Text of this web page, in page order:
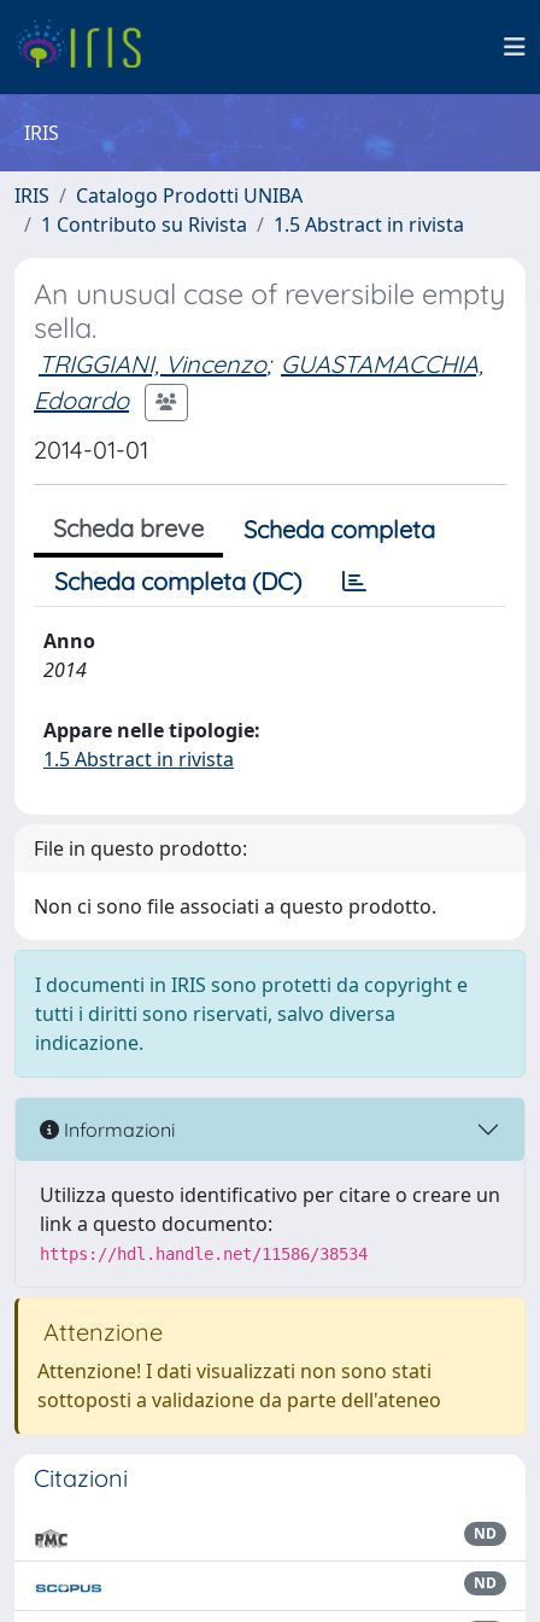
IRIS
IRIS
Catalogo Prodotti UNIBA
1 Contributo su Rivista
1.5 Abstract in rivista
An unusual case of reversibile empty
sella.
TRIGGIANI, Vincenzo; GUASTAMACCHIA,
Edoardo
2014-01-01
Scheda breve
Scheda completa
Scheda completa (DC)
Anno
2014
Appare nelle tipologie:
1.5 Abstract in rivista
File in questo prodotto:
Non ci sono file associati a questo prodotto.
I documenti in IRIS sono protetti da copyright e
tutti i diritti sono riservati, salvo diversa
indicazione.
Informazioni
Utilizza questo identificativo per citare o creare un
link a questo documento:
https://hdl.handle.net/11586/38534
Attenzione
Attenzione! I dati visualizzati non sono stati
sottoposti a validazione da parte dell'ateneo
Citazioni
ND
ND